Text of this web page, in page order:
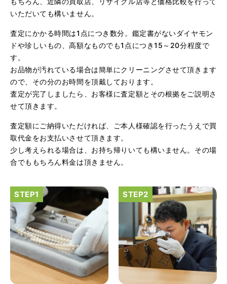
（大阪府大阪市）問い合わせから非常に分かり易く、安心
りました。
（大阪府大阪市）とてもプロな鑑定士さんがいて的確にア
ドバイスや買取りを暖かい人柄で行ってくれます。 親切に
なって頂いてありがとうございます! お店の雰囲気もやらし
さがなく、とても入ってゆっくりできる落ちついた敷居の
高いお店です。また鑑定士さんに会いたいです。
（大阪府大阪市）きれいにして頂いたうえで質入れ金額を
出していただいたのが初めてで感動しました。
いただいても構いません。
査定にかかる時間は1点につき数分。鑑定書がないダイヤモン
ドや珍しいもの、高額なものでも1点につき15～20分程度で
す。
お品物が汚れている場合は簡単にクリーニングさせて頂きます
ので、その分のお時間を頂戴しております。
査定が完了しましたら、お客様に査定額とその根拠をご説明さ
せて頂きます。
査定額にご納得いただければ、ご本人様確認を行ったうえで買
取代金をお支払いさせて頂きます。
少し考えられる場合は、お持ち帰りいても構いません。その場
合でももちろん料金は頂きません。